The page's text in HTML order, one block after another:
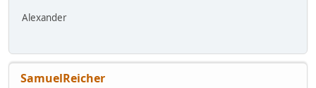
Alexander
SamuelReicher